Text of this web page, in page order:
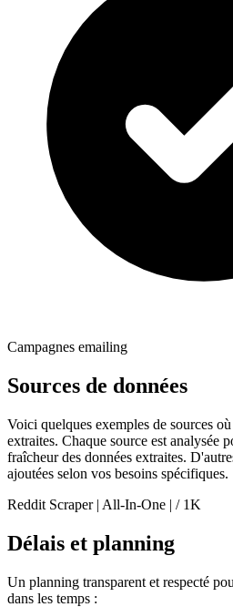
Campagnes emailing
Sources de données
Voici quelques exemples de sources
extraites. Chaque source est analysée
fraîcheur des données extraites.
ajoutées selon vos besoins spécifiques.
Reddit Scraper | All-In-One | / 1K
Délais et planning
Un planning transparent et respecté
dans les temps :